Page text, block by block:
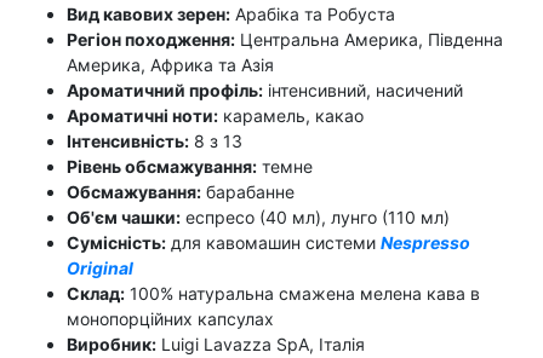
Вид кавових зерен: Арабіка та Робуста
Регіон походження: Центральна Америка, Південна
Америка, Африка та Азія
Ароматичний профіль: інтенсивний, насичений
Ароматичні ноти: карамель, какао
Інтенсивність: 8 з 13
Рівень обсмажування: темне
Обсмажування: барабанне
Об'єм чашки: еспресо (40 мл), лунго (110 мл)
Сумісність: для кавомашин системи Nespresso
Original
Склад: 100% натуральна смажена мелена кава в
монопорційних капсулах
Виробник: Luigi Lavazza SpA, Італія